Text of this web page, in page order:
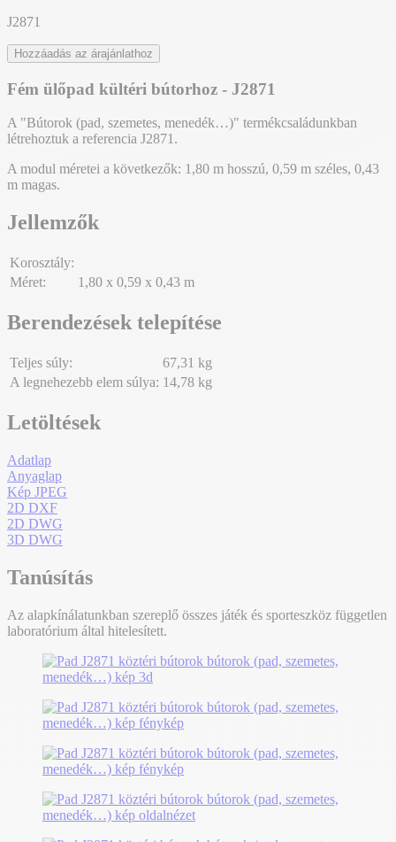
J2871
Hozzáadás az árajánlathoz
Fém ülőpad kültéri bútorhoz - J2871
A "Bútorok (pad, szemetes, menedék…)" termékcsaládunkban
létrehoztuk a referencia J2871.
A modul méretei a következők: 1,80 m hosszú, 0,59 m széles, 0,43
m magas.
Jellemzők
Korosztály:
Méret:
1,80 x 0,59 x 0,43 m
Berendezések telepítése
Teljes súly:
67,31 kg
A legnehezebb elem súlya: 14,78 kg
Letöltések
Adatlap
Anyaglap
Kép JPEG
2D DXF
2D DWG
3D DWG
Tanúsítás
Az alapkínálatunkban szereplő összes játék és sporteszköz független
laboratórium által hitelesített.